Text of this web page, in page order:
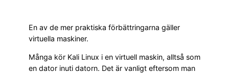
En av de mer praktiska förbättringarna gäller
virtuella maskiner.
Många kör Kali Linux i en virtuell maskin, alltså som
en dator inuti datorn. Det är vanligt eftersom man